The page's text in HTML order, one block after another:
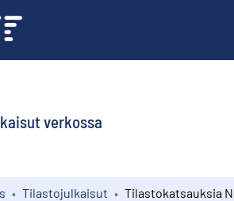
verkossa
Tilastojulkaisut Tilastokatsauksia